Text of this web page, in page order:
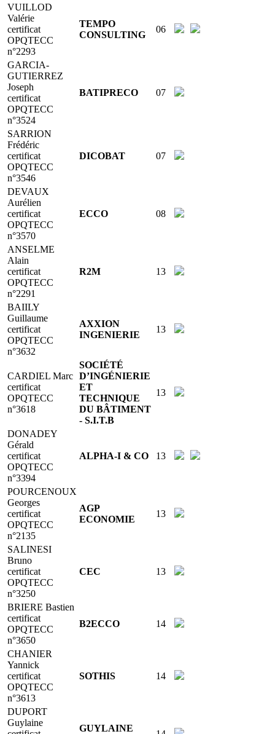
VUILLOD
Valérie
certificat
OPQTECC
n°2293
TEMPO
CONSULTING
06
GARCIA-
GUTIERREZ
Joseph
certificat
OPQTECC
n°3524
BATIPRECO 07
SARRION
Frédéric
certificat
OPQTECC
n°3546
DICOBAT 07
DEVAUX
Aurélien
certificat
OPQTECC
n°3570
ECCO 08
ANSELME
Alain
certificat
OPQTECC
n°2291
R2M 13
BAIILY
Guillaume
certificat
OPQTECC
n°3632
AXXION
INGENIERIE
13
CARDIEL Marc
certificat
OPQTECC
n°3618
SOCIÉTÉ
D’INGÉNIERIE
ET
TECHNIQUE
DU BÂTIMENT
- S.I.T.B
13
DONADEY
Gérald
certificat
OPQTECC
n°3394
ALPHA-I & CO 13
POURCENOUX
Georges
certificat
OPQTECC
n°2135
AGP
ECONOMIE
13
SALINESI
Bruno
certificat
OPQTECC
n°3250
CEC 13
BRIERE Bastien
certificat
OPQTECC
n°3650
B2ECCO 14
CHANIER
Yannick
certificat
OPQTECC
n°3613
SOTHIS 14
DUPORT
Guylaine
GUYLAINE